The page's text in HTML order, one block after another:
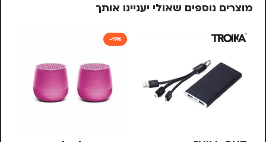
מוצרים נוספים שאולי יעניינו אותך
-19%